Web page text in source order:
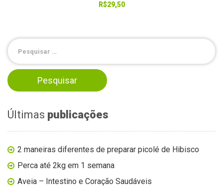
R$29,50
Últimas publicações
2 maneiras diferentes de preparar picolé de Hibisco
Perca até 2kg em 1 semana
Aveia – Intestino e Coração Saudáveis